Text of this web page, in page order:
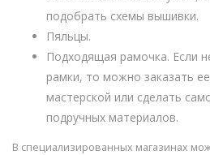
подобрать схемы вышивки.
Пяльцы.
Подходящая рамочка. Если
рамки, то можно заказать
мастерской или сделать
подручных материалов.
В специализированных магазинах